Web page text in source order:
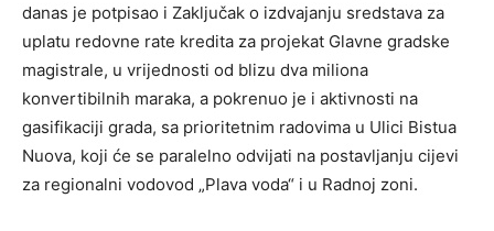
danas je potpisao i Zaključak o izdvajanju sredstava za
uplatu redovne rate kredita za projekat Glavne gradske
magistrale, u vrijednosti od blizu dva miliona
konvertibilnih maraka, a pokrenuo je i aktivnosti na
gasifikaciji grada, sa prioritetnim radovima u Ulici Bistua
Nuova, koji će se paralelno odvijati na postavljanju cijevi
za regionalni vodovod „Plava voda“ i u Radnoj zoni.